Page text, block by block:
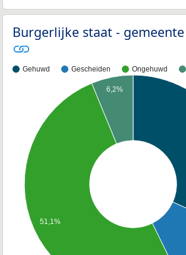
Burgerlijke staat -
Gehuwd Gescheiden Ongehuwd
6,2%
51,1%